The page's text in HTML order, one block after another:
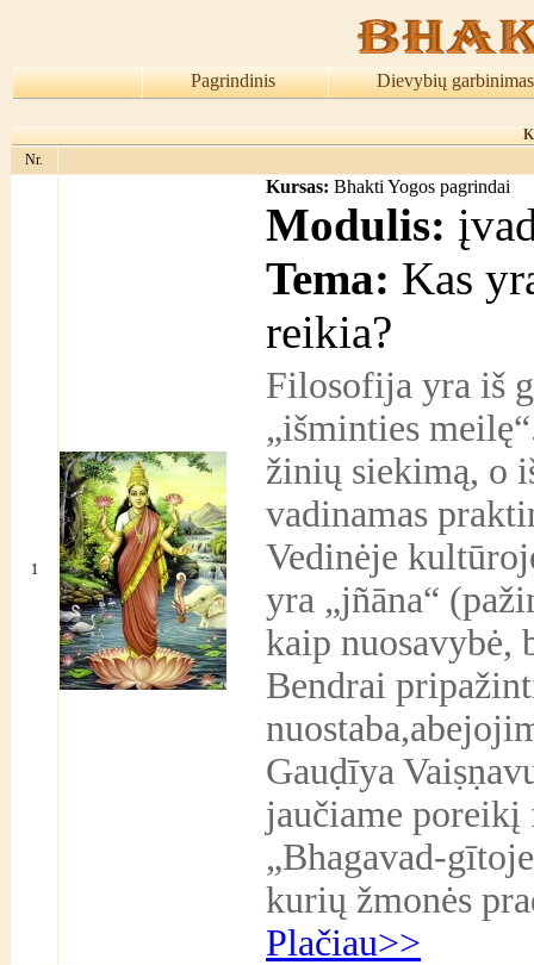
Pagrindinis Dievybių garbinimas
Nr.
1
Kursas: Bhakti Yogos pagrindai
Modulis:
Tema: Kas
reikia?
Filosofija yra iš
„išminties
žinių siekimą, o
vadinamas
Vedinėje
yra „jñāna“
kaip nuosavybė,
Bendrai
Gauḍīya
jaučiame
„Bhagavad-
kurių žmonės
Plačiau>>